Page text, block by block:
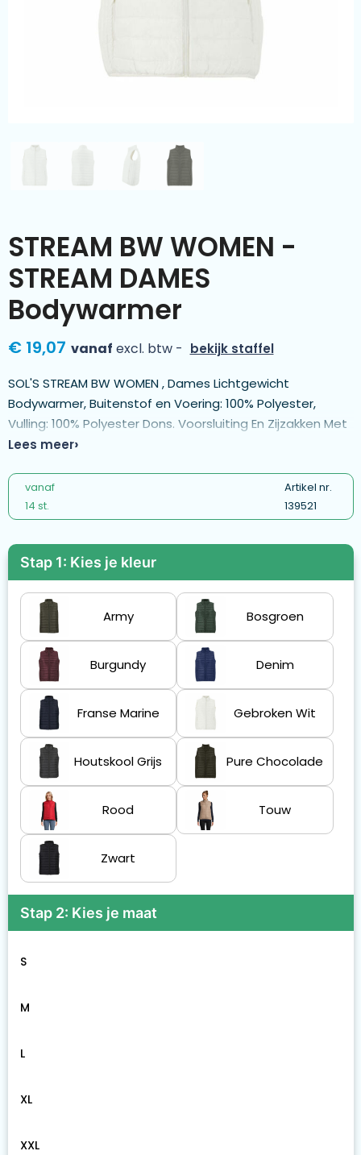
Kleding & textiel
Duurzamere geschenken
Meer categorieën
Wijn
STREAM BW WOMEN -
STREAM DAMES
Bodywarmer
€ 19,07 vanaf excl. btw - bekijk staffel
SOL'S STREAM BW WOMEN , Dames Lichtgewicht
Bodywarmer, Buitenstof en Voering: 100% Polyester,
Vulling: 100% Polyester Dons. Voorsluiting En Zijzakken Met
Ton-Sur-Ton Nylon Rits. Ton-Sur-Ton Metalen Schuivers
Ton-Sur-Ton Elastische Biesbinding Bij De Armsgaten En
De Zoom, Geleverd met Opbergzak. Raadpleeg De
Maattabel In De Productdocumentatie Voor De Juiste
Maat.
Lees meer
vanaf
14 st.
Artikel nr.
139521
Stap 1: Kies je kleur
Army Bosgroen
Burgundy Denim
Franse Marine Gebroken Wit
Houtskool Grijs Pure Chocolade
Rood Touw
Zwart
Stap 2: Kies je maat
S
M
L
XL
XXL